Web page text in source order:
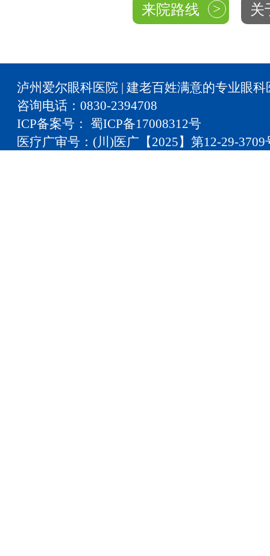
来院路线 > 关
泸州爱尔眼科医院 | 建老百姓满意的专业眼科
咨询电话：0830-2394708
ICP备案号： 蜀ICP备17008312号
医疗广审号：(川)医广【2025】第12-29-3709